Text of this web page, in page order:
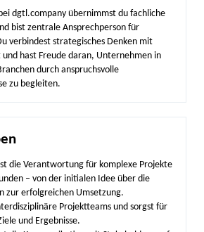
dgtl.company übernimmst du fachliche
bist zentrale Ansprechperson für
verbindest strategisches Denken mit
hast Freude daran, Unternehmen in
durch anspruchsvolle
zu begleiten.
die Verantwortung für komplexe Projekte
– von der initialen Idee über die
zur erfolgreichen Umsetzung.
Projektteams und sorgst für
und Ergebnisse.